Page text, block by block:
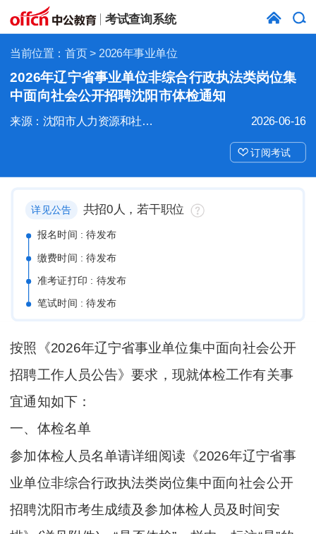
考试查询系统
当前位置： 首页> 2026年事业单位
2026年辽宁省事业单位非综合行政执法类岗位集
中面向社会公开招聘沈阳市体检通知
2026-06-16
来源：沈阳市人力资源和社会保障局
订阅考试
详见公告 共招0人，若干职位
报名时间 : 待发布
缴费时间 : 待发布
准考证打印 : 待发布
笔试时间 : 待发布
按照《2026年辽宁省事业单位集中面向社会公开
招聘工作人员公告》要求，现就体检工作有关事
宜通知如下：
一、体检名单
参加体检人员名单请详细阅读《2026年辽宁省事
业单位非综合行政执法类岗位集中面向社会公开
招聘沈阳市考生成绩及参加体检人员及时间安